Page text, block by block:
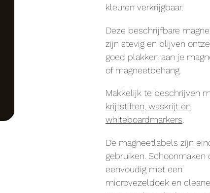
kleuren verkrijgbaar.
Deze beschrijfbare
zijn stevig en blijven
goed plakken aan je
of magneetbehang.
Makkelijk te beschrijven
krijtstiften, waskrijt en
whiteboardmarkers.
De magneetlabels zijn
gebruiken. Schoonmaken
eenvoudig met een
microvezeldoek en